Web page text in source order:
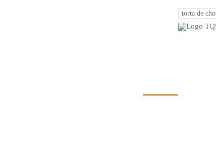
torta de